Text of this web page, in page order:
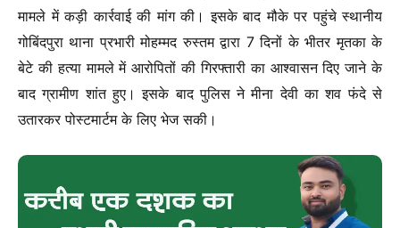
मामले में कड़ी कार्रवाई की मांग की। इसके बाद मौके पर पहुंचे स्थानीय
गोबिंदपुरा थाना प्रभारी मोहम्मद रुस्तम द्वारा 7 दिनों के भीतर मृतका के
बेटे की हत्या मामले में आरोपितों की गिरफ्तारी का आश्वासन दिए जाने के
बाद ग्रामीण शांत हुए। इसके बाद पुलिस ने मीना देवी का शव फंदे से
उतारकर पोस्टमार्टम के लिए भेज सकी।